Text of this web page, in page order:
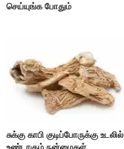
செய்யுங்க போதும்
சுக்கு காபி குடிப்போருக்கு உடலில்